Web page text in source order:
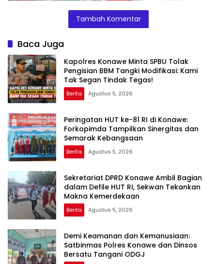
Tambah Komentar
Baca Juga
Kapolres Konawe Minta SPBU Tolak
Pengisian BBM Tangki Modifikasi: Kami
Tak Segan Tindak Tegas!
Berita Agustus 5, 2026
Peringatan HUT ke-81 RI di Konawe:
Forkopimda Tampilkan Sinergitas dan
Semarak Kebangsaan
Berita Agustus 5, 2026
Sekretariat DPRD Konawe Ambil Bagian
dalam Defile HUT RI, Sekwan Tekankan
Makna Kemerdekaan
Berita Agustus 5, 2026
Demi Keamanan dan Kemanusiaan:
Satbinmas Polres Konawe dan Dinsos
Bersatu Tangani ODGJ